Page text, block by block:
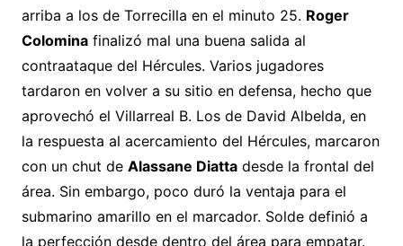
arriba a los de Torrecilla en el minuto 25. Roger
Colominafinalizó mal una buena salida al
contraataque del Hércules. Varios jugadores
tardaron en volver a su sitio en defensa, hecho que
aprovechó el Villarreal B. Los de David Albelda, en
la respuesta al acercamiento del Hércules, marcaron
con un chut de Alassane Diattadesde la frontal del
área. Sin embargo, poco duró la ventaja para el
submarino amarillo en el marcador. Solde definió a
la perfección desde dentro del área para empatar.